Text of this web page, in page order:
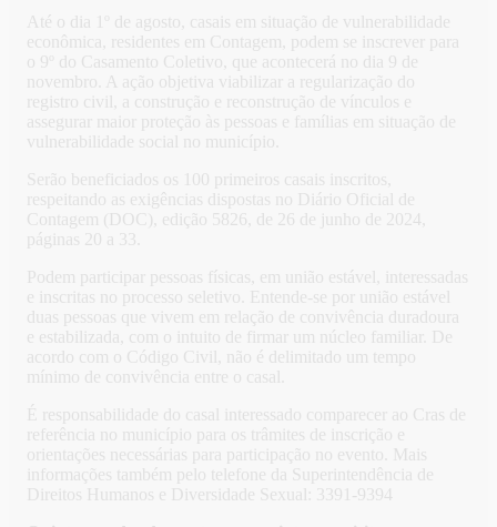
Até o dia 1º de agosto, casais em situação de vulnerabilidade
econômica, residentes em Contagem, podem se inscrever para
o 9º do Casamento Coletivo, que acontecerá no dia 9 de
novembro. A ação objetiva viabilizar a regularização do
registro civil, a construção e reconstrução de vínculos e
assegurar maior proteção às pessoas e famílias em situação de
vulnerabilidade social no município.
Serão beneficiados os 100 primeiros casais inscritos,
respeitando as exigências dispostas no Diário Oficial de
Contagem (DOC), edição 5826, de 26 de junho de 2024,
páginas 20 a 33.
Podem participar pessoas físicas, em união estável, interessadas
e inscritas no processo seletivo. Entende-se por união estável
duas pessoas que vivem em relação de convivência duradoura
e estabilizada, com o intuito de firmar um núcleo familiar. De
acordo com o Código Civil, não é delimitado um tempo
mínimo de convivência entre o casal.
É responsabilidade do casal interessado comparecer ao Cras de
referência no município para os trâmites de inscrição e
orientações necessárias para participação no evento. Mais
informações também pelo telefone da Superintendência de
Direitos Humanos e Diversidade Sexual: 3391-9394